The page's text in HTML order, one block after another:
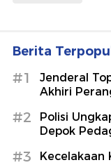
Berita
#1
Jenderal
Akhiri
#2
Polisi
Depok
#3
Kecelakaan